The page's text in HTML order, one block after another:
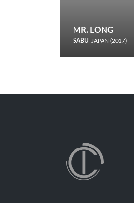
MR. LONG
SABU, JAPAN (2017)
den Wettbewerb.